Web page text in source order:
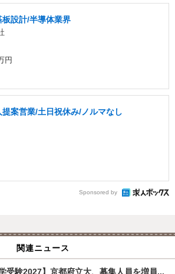
設計/半導体業界
円
案営業/土日祝休み/ノルマなし
Sponsored by
関連ニュース
学受験2027】京都府立大、募集人員を増員...